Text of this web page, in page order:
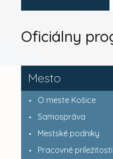
Oficiálny
Mesto
O meste Košice
Samospráva
Mestské podniky
Pracovné príležitosti